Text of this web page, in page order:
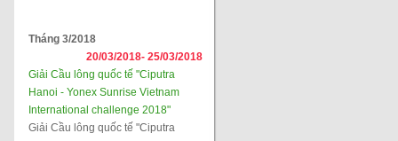
Tháng 3/2018
20/03/2018- 25/03/2018
Giải Cầu lông quốc tế "Ciputra
Hanoi - Yonex Sunrise Vietnam
International challenge 2018"
Giải Cầu lông quốc tế "Ciputra